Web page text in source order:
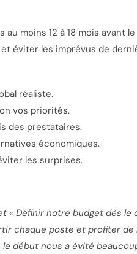
moins 12 à 18 mois avant
éviter les imprévus de
réaliste.
vos priorités.
des prestataires.
économiques.
les surprises.
« Définir notre budget dès
chaque poste et profiter
début nous a évité